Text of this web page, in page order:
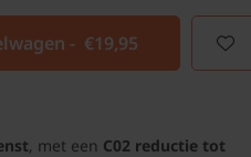
- €19,95
, met een C02 reductie tot